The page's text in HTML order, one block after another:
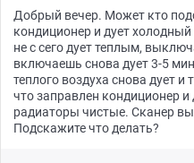
Добрый вечер. Может кто
кондиционер и дует
не с сего дует теплым,
включаешь снова дует 3-5
теплого воздуха снова дует и
что заправлен кондиционер и
радиаторы чистые. Сканер
Подскажите что делать?